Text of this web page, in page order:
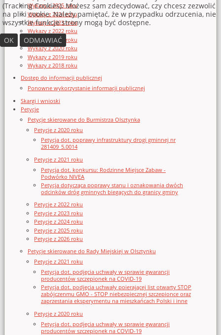
Wykazy z 2025 roku
Wykazy z 2024 roku
Wykazy z 2023 roku
Wykazy z 2022 roku
Wykazy z 2021 roku
Wykazy z 2020 roku
Wykazy z 2019 roku
Wykazy z 2018 roku
Dostęp do informacji publicznej
Ponowne wykorzystanie informacji publicznej
Skargi i wnioski
Petycje
Petycje skierowane do Burmistrza Olsztynka
Petycje z 2020 roku
Petycja dot. poprawy infrastruktury drogi gminnej nr
281409_5.0014
Petycje z 2021 roku
Petycja dot. konkursu: Rodzinne Miejsce Zabaw -
Podwórko NIVEA
Petycja dotycząca poprawy stanu i oznakowania dwóch
odcinków dróg gminnych biegących do granicy gminy
Petycje z 2022 roku
Petycje z 2023 roku
Petycje z 2024 roku
Petycje z 2025 roku
Petycje z 2026 roku
Petycje skierowane do Rady Miejskiej w Olsztynku
Petycje z 2021 roku
Petycja dot. podjęcia uchwały w sprawie gwarancji
producentów szczepionek na COVID-19
Petycja dot. podjęcia uchwały poierającej list otwarty STOP
zabójczenmu GMO - STOP niebezpiecznej szczepionce oraz
zaprzestania eksperymentu na mieszkańcach Polski i inne
Petycje z 2020 roku
Petycja dot. podjęcia uchwały w sprawie gwarancji
producentów szczepionek na COVID-19
(Tracking Cookies). Możesz sam zdecydować, czy chcesz zezwolić
na pliki cookie. Należy pamiętać, że w przypadku odrzucenia, nie
wszystkie funkcje strony mogą być dostępne.
OK
ODMAWIAĆ